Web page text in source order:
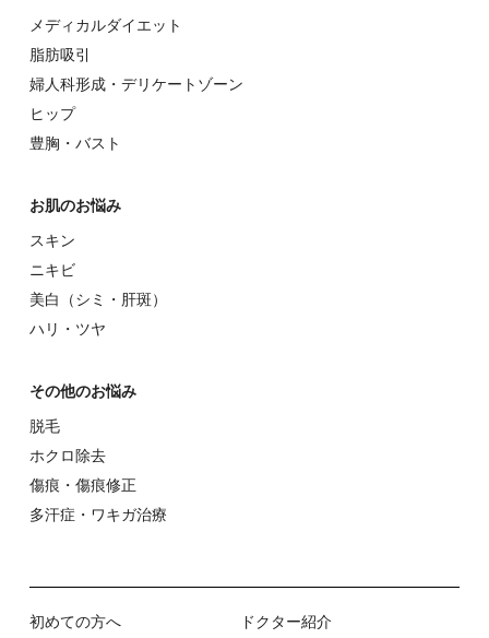
メディカルダイエット
脂肪吸引
婦⼈科形成・デリケートゾーン
ヒップ
豊胸・バスト
お肌のお悩み
スキン
ニキビ
美⽩（シミ・肝斑）
ハリ・ツヤ
その他のお悩み
脱⽑
ホクロ除去
傷痕・傷痕修正
多汗症・ワキガ治療
初めての⽅へ
ドクター紹介